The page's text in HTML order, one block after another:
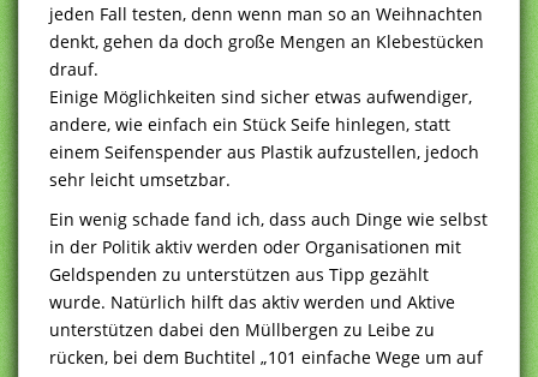
jeden Fall testen, denn wenn man so an Weihnachten
denkt, gehen da doch große Mengen an Klebestücken
drauf.
Einige Möglichkeiten sind sicher etwas aufwendiger,
andere, wie einfach ein Stück Seife hinlegen, statt
einem Seifenspender aus Plastik aufzustellen, jedoch
sehr leicht umsetzbar.
Ein wenig schade fand ich, dass auch Dinge wie selbst
in der Politik aktiv werden oder Organisationen mit
Geldspenden zu unterstützen aus Tipp gezählt
wurde. Natürlich hilft das aktiv werden und Aktive
unterstützen dabei den Müllbergen zu Leibe zu
rücken, bei dem Buchtitel „101 einfache Wege um auf